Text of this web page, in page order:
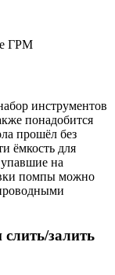
ГРМ
инструментов
понадобится
прошёл без
ёмкость для
на
помпы можно
залить